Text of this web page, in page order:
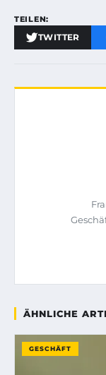
TEILEN:
TWITTER
ÄHNLICHE
GESCHÄFT